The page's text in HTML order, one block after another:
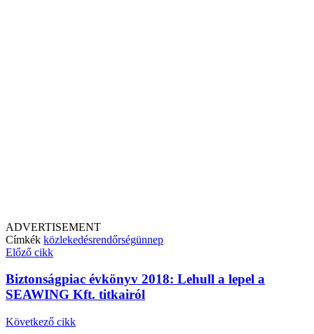
ADVERTISEMENT
Címkék közlekedésrendőrségünnep
Előző cikk
Biztonságpiac évkönyv 2018: Lehull a lepel a
SEAWING Kft. titkairól
Következő cikk